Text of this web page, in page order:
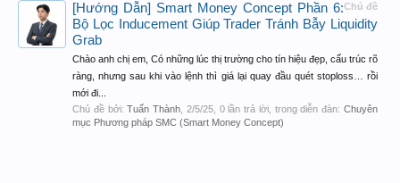
Chủ đề
[Hướng Dẫn] Smart Money Concept Phần 6:
Bộ Lọc Inducement Giúp Trader Tránh Bẫy Liquidity
Grab
Chào anh chị em, Có những lúc thị trường cho tín hiệu đẹp, cấu trúc rõ
ràng, nhưng sau khi vào lệnh thì giá lại quay đầu quét stoploss… rồi
mới đi...
Chủ đề bởi:Tuấn Thành 2/5/25, 0 lần trả lời, trong diễn đàn:Chuyên
mục Phương pháp SMC (Smart Money Concept)